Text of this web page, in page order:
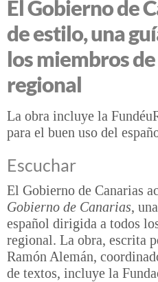
El Gobierno de
de estilo, una
los miembros
regional
La obra incluye la
para el buen uso del
Escuchar
El Gobierno de Canarias
Gobierno de Canarias,
español dirigida a todos
regional. La obra, escrita
Ramón Alemán,
de textos, incluye la